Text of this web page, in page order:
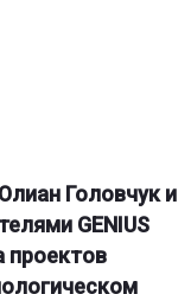
Головчук и
GENIUS
проектов